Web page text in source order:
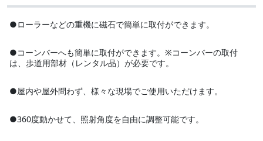
●ローラーなどの重機に磁石で簡単に取付ができます。
●コーンバーへも簡単に取付ができます。※コーンバーの取付
は、歩道用部材（レンタル品）が必要です。
●屋内や屋外問わず、様々な現場でご使用いただけます。
●360度動かせて、照射角度を自由に調整可能です。